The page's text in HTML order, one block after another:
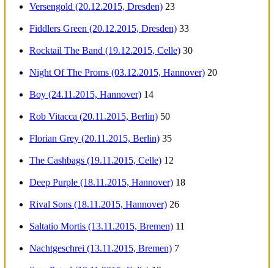
Versengold (20.12.2015, Dresden) 23
Fiddlers Green (20.12.2015, Dresden) 33
Rocktail The Band (19.12.2015, Celle) 30
Night Of The Proms (03.12.2015, Hannover) 20
Boy (24.11.2015, Hannover) 14
Rob Vitacca (20.11.2015, Berlin) 50
Florian Grey (20.11.2015, Berlin) 35
The Cashbags (19.11.2015, Celle) 12
Deep Purple (18.11.2015, Hannover) 18
Rival Sons (18.11.2015, Hannover) 26
Saltatio Mortis (13.11.2015, Bremen) 11
Nachtgeschrei (13.11.2015, Bremen) 7